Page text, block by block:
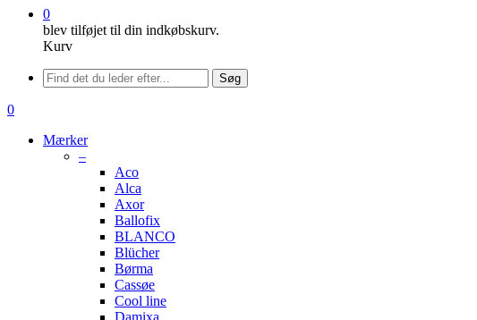
0
blev tilføjet til din indkøbskurv.
Kurv
Menu
Søg
søge
0
Mærker
–
Aco
Alca
Axor
Ballofix
BLANCO
Blücher
Børma
Cassøe
Cool line
Damixa